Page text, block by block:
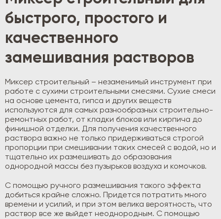
быстрого, простого и
качественного
замешивания растворов
Миксер строительный – незаменимый инструмент при
работе с сухими строительными смесями. Сухие смеси
на основе цемента, гипса и других веществ
используются для самых разнообразных строительно-
ремонтных работ, от кладки блоков или кирпича до
финишной отделки. Для получения качественного
раствора важно не только придерживаться строгой
пропорции при смешивании таких смесей с водой, но и
тщательно их размешивать до образования
однородной массы без пузырьков воздуха и комочков.
С помощью ручного размешивания такого эффекта
добиться крайне сложно. Придется потратить много
времени и усилий, и при этом велика вероятность, что
раствор все же выйдет неоднородным. С помощью